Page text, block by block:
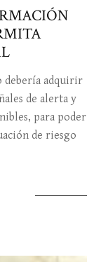
debería adquirir
de alerta y
para poder
de riesgo